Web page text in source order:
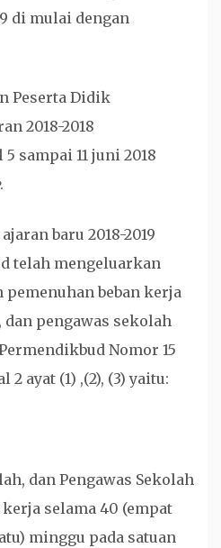
di mulai dengan
Peserta Didik
2018-2018
sampai 11 juni 2018
.
baru 2018-2019
telah mengeluarkan
beban kerja
pengawas sekolah
Nomor 15
2 ayat (1) ,(2), (3) yaitu:
dan Pengawas Sekolah
selama 40 (empat
minggu pada satuan